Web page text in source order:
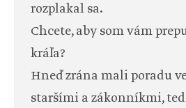
rozplakal sa.
Chcete, aby som vám
kráľa?
Hneď zrána mali poradu
staršími a zákonníkmi,